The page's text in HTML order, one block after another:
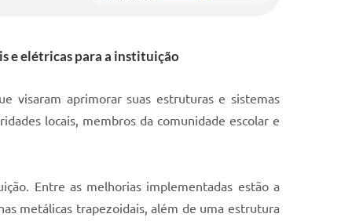
e elétricas para a instituição
visaram aprimorar suas estruturas e sistemas
locais, membros da comunidade escolar e
Entre as melhorias implementadas estão a
metálicas trapezoidais, além de uma estrutura